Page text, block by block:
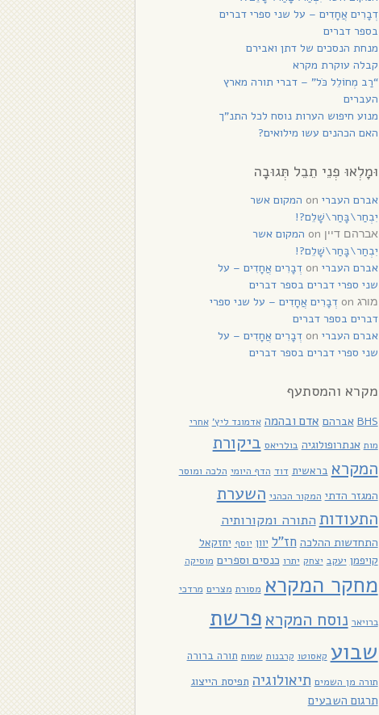
דְבָרִים אֲחָדִים – על שני ספרי דברים
בספר דברים
מנחת הנסכים של דתן ואבירם
קבלה עוקרת מקרא
“רַב מְחוֹלֵל כֹּל” – דברי תורה מארץ
העברים
מנוע חיפוש הערות נוסח לכל התנ”ך
האם הכהנים עשו מילואים?
וּמָלְאוּ פְנֵי תֵבֵל תְּגוּבָה
אברם העברי
המקום אשר
יִבְחַר\בָּחַר\שָׁלֵם?!
אברהם דיין
המקום אשר
יִבְחַר\בָּחַר\שָׁלֵם?!
אברם העברי
דְבָרִים אֲחָדִים – על
שני ספרי דברים בספר דברים
מורג
דְבָרִים אֲחָדִים – על שני ספרי
דברים בספר דברים
אברם העברי
דְבָרִים אֲחָדִים – על
שני ספרי דברים בספר דברים
מקרא והמסתעף
BHS אברהם אדם ובהמה אדמונד ליץ' אחרי
מות אנתרופולוגיה בולריאס ביקורת
המקרא בראשית דוד הדף היומי הלכה ומוסר
המגזר הדתי המקור הכהני השערת
התעודות התורה ומקורותיה
התחדשות ההלכה חז"ל יוון יוסף יחזקאל
קויפמן יעקב יצחק יתרו כנסים וספרים מוסיקה
מחקר המקרא מסורת מצרים מרדכי
ברויאר נוסח המקרא פרשת
שבוע קאסוטו קרבנות שמות תורה ברורה
תורה מן השמים תיאולוגיה תפיסת הייצוג
תרגום השבעים